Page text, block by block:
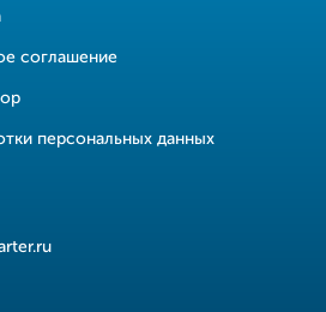
соглашение
персональных данных